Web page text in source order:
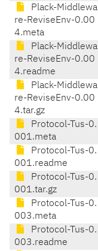
Plack-Middlewa
re-ReviseEnv-0.00
4.meta
Plack-Middlewa
re-ReviseEnv-0.00
4.readme
Plack-Middlewa
re-ReviseEnv-0.00
4.tar.gz
Protocol-Tus-0.
001.meta
Protocol-Tus-0.
001.readme
Protocol-Tus-0.
001.tar.gz
Protocol-Tus-0.
003.meta
Protocol-Tus-0.
003.readme